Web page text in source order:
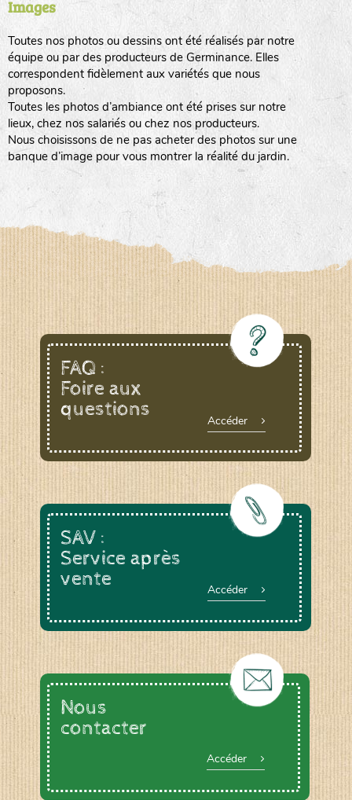
www.laboiteagraines.com
L’AUBEPIN (PDO)
www.aubepin.fr
LE BIAU GERME (LBG)
www.biaugerme.com
SATIVA RHEINAU (SAD)
www.sativa-
rheinau.ch
SEMAILLES (SEM)
www.semaille.com
Images
Toutes nos photos ou dessins ont été réalisés par notre
équipe ou par des producteurs de Germinance. Elles
correspondent fidèlement aux variétés que nous
proposons.
Toutes les photos d’ambiance ont été prises sur notre
lieux, chez nos salariés ou chez nos producteurs.
Nous choisissons de ne pas acheter des photos sur une
banque d’image pour vous montrer la réalité du jardin.
FAQ :
Foire aux
questions
Accéder
SAV :
Service après
vente
Accéder
Nous
contacter
Accéder